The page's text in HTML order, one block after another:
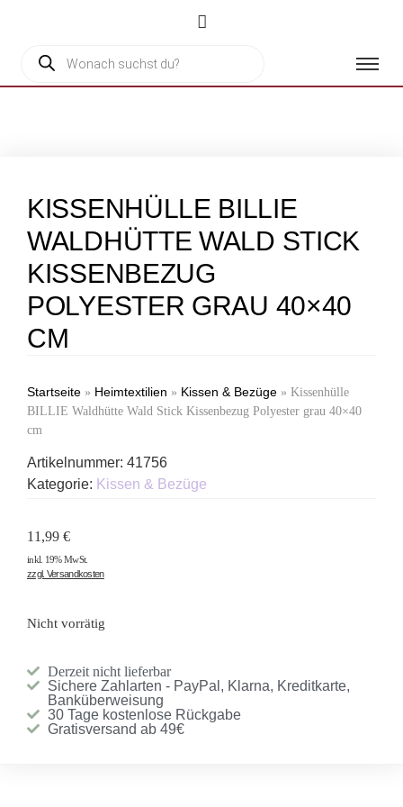
KISSENHÜLLE BILLIE
WALDHÜTTE WALD STICK
KISSENBEZUG
POLYESTER GRAU 40×40
CM
Startseite » Heimtextilien » Kissen & Bezüge » Kissenhülle
BILLIE Waldhütte Wald Stick Kissenbezug Polyester grau 40×40
cm
Artikelnummer: 41756
Kategorie: Kissen & Bezüge
11,99 €
inkl. 19% MwSt.
zzgl. Versandkosten
Nicht vorrätig
Derzeit nicht lieferbar
Sichere Zahlarten - PayPal, Klarna, Kreditkarte,
Banküberweisung
30 Tage kostenlose Rückgabe
Gratisversand ab 49€